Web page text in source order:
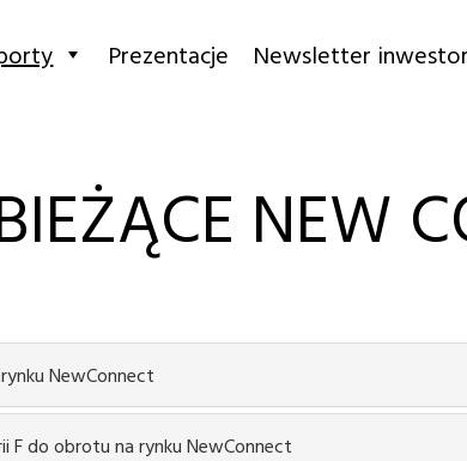
Prezentacje Newsletter
NEW
NewConnect
F do obrotu na rynku NewConnect